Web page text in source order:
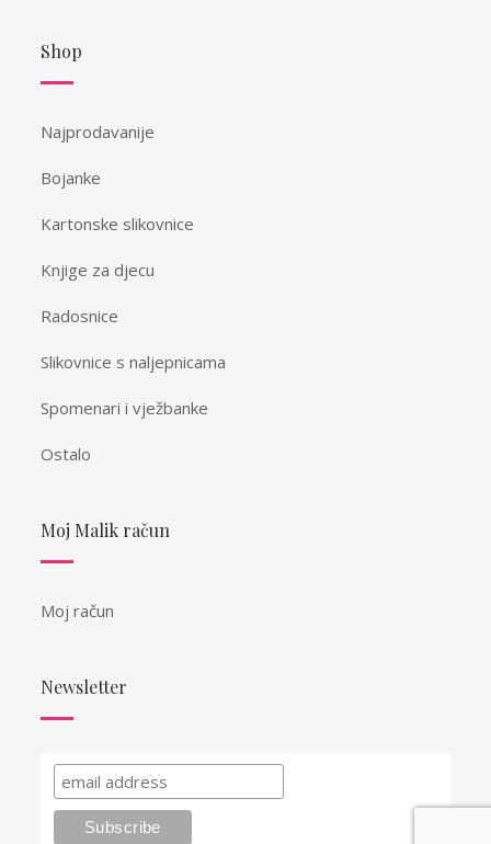
Shop
Najprodavanije
Bojanke
Kartonske slikovnice
Knjige za djecu
Radosnice
Slikovnice s naljepnicama
Spomenari i vježbanke
Ostalo
Moj Malik račun
Moj račun
Newsletter